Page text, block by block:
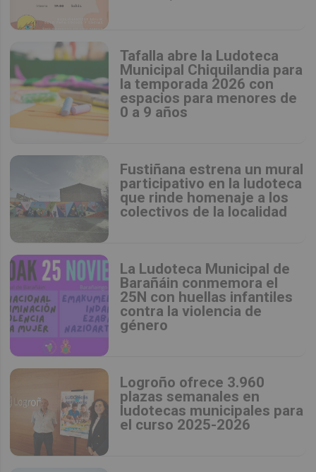
Tafalla abre la Ludoteca
Municipal Chiquilandia para
la temporada 2026 con
espacios para menores de
0 a 9 años
Fustiñana estrena un mural
participativo en la ludoteca
que rinde homenaje a los
colectivos de la localidad
La Ludoteca Municipal de
Barañáin conmemora el
25N con huellas infantiles
contra la violencia de
género
Logroño ofrece 3.960
plazas semanales en
ludotecas municipales para
el curso 2025-2026